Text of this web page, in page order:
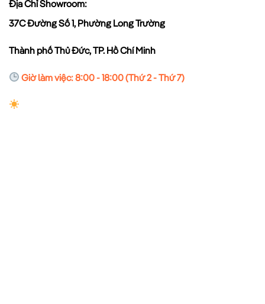
Địa Chỉ Showroom:
37C Đường Số 1, Phường Long Trường
Thành phố Thủ Đức, TP. Hồ Chí Minh
Giờ làm việc: 8:00 - 18:00 (Thứ 2 - Thứ 7)